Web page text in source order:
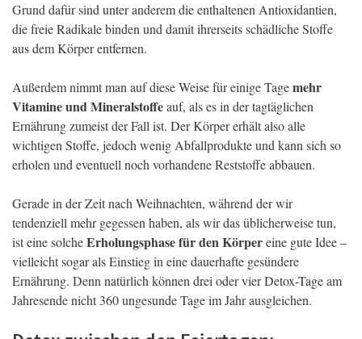
Grund dafür sind unter anderem die enthaltenen Antioxidantien,
die freie Radikale binden und damit ihrerseits schädliche Stoffe
aus dem Körper entfernen.
Außerdem nimmt man auf diese Weise für einige Tagemehr
Vitamine und Mineralstoffeauf, als es in der tagtäglichen
Ernährung zumeist der Fall ist. Der Körper erhält also alle
wichtigen Stoffe, jedoch wenig Abfallprodukte und kann sich so
erholen und eventuell noch vorhandene Reststoffe abbauen.
Gerade in der Zeit nach Weihnachten, während der wir
tendenziell mehr gegessen haben, als wir das üblicherweise tun,
ist eine solcheErholungsphase für den Körpereine gute Idee –
vielleicht sogar als Einstieg in eine dauerhafte gesündere
Ernährung. Denn natürlich können drei oder vier Detox-Tage am
Jahresende nicht 360 ungesunde Tage im Jahr ausgleichen.